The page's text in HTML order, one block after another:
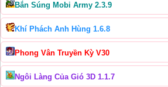
Bắn Súng Mobi Army 2.3.9
Khí Phách Anh Hùng 1.6.8
Phong Vân Truyền Kỳ V30
Ngôi Làng Của Gió 3D 1.1.7